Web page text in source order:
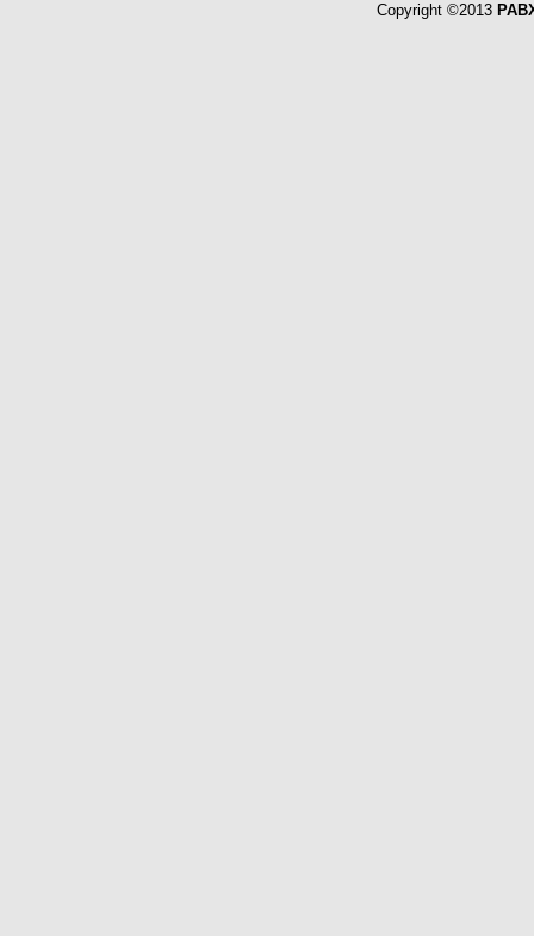
Copyright ©2013